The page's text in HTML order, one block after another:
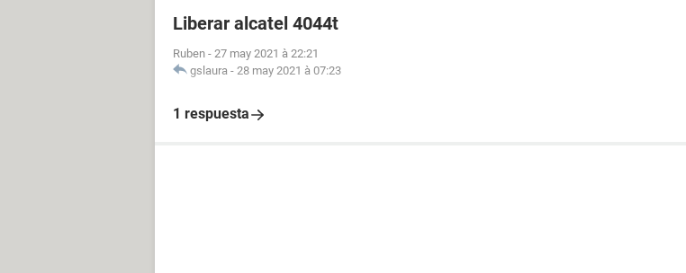
Liberar alcatel 4044t
Ruben - 27 may 2021 à 22:21
gslaura - 28 may 2021 à 07:23
1 respuesta